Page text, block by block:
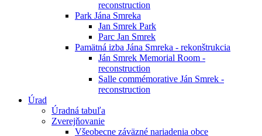
reconstruction
Park Jána Smreka
Jan Smrek Park
Parc Jan Smrek
Pamätná izba Jána Smreka - rekonštrukcia
Ján Smrek Memorial Room -
reconstruction
Salle commémorative Ján Smrek -
reconstruction
Úrad
Úradná tabuľa
Zverejňovanie
Všeobecne záväzné nariadenia obce